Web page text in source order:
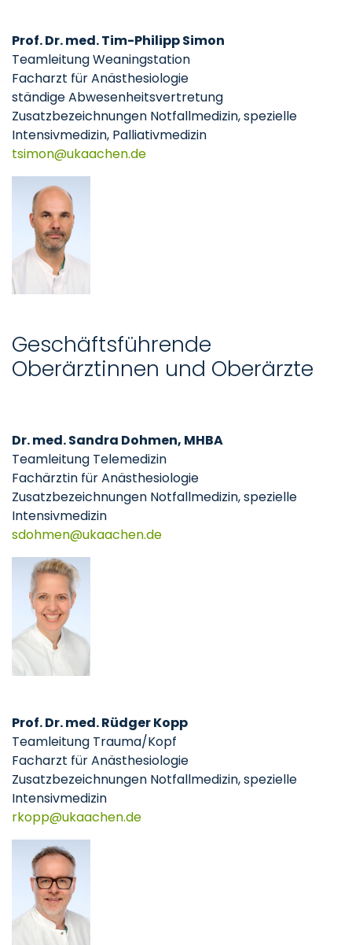
Prof. Dr. med. Tim-Philipp Simon
Teamleitung Weaningstation
Facharzt für Anästhesiologie
ständige Abwesenheitsvertretung
Zusatzbezeichnungen Notfallmedizin, spezielle
Intensivmedizin, Palliativmedizin
tsimon
ukaachende
Geschäftsführende
Oberärztinnen und Oberärzte
Dr. med. Sandra Dohmen, MHBA
Teamleitung Telemedizin
Fachärztin für Anästhesiologie
Zusatzbezeichnungen Notfallmedizin, spezielle
Intensivmedizin
sdohmen
ukaachende
Prof. Dr. med. Rüdger Kopp
Teamleitung Trauma/Kopf
Facharzt für Anästhesiologie
Zusatzbezeichnungen Notfallmedizin, spezielle
Intensivmedizin
rkopp
ukaachende